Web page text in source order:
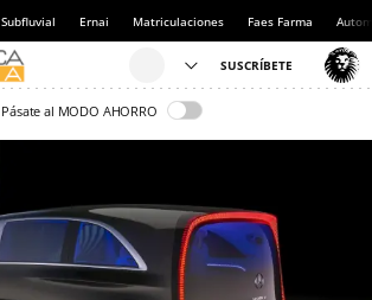
Subfluvial Ernai Matriculaciones Faes Farma
Pásate al MODO AHORRO